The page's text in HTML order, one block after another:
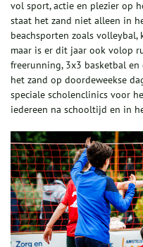
vol sport, actie en plezier op
staat het zand niet alleen in
beachsporten zoals
maar is er dit jaar ook volop
freerunning, 3x3 basketbal
het zand op doordeweekse
speciale scholenclinics voor
iedereen na schooltijd en in